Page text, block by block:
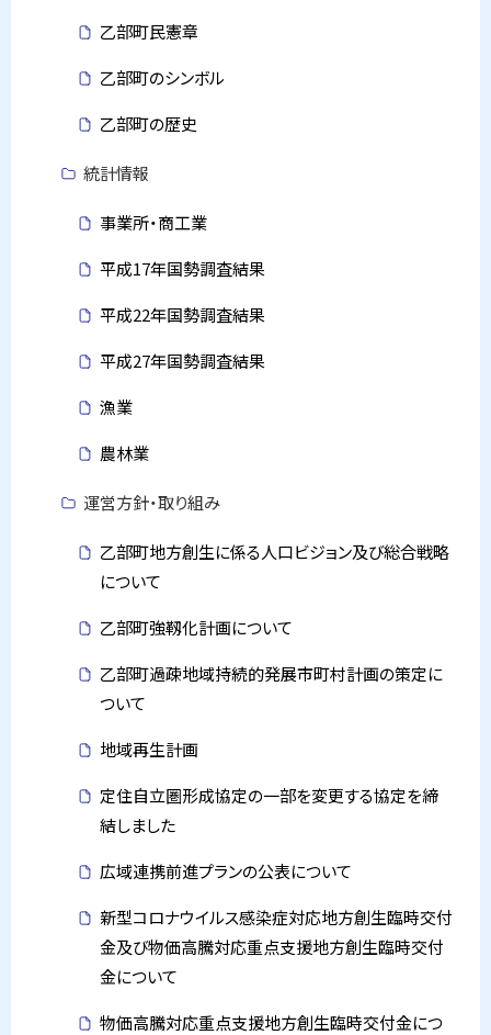
乙部町民憲章
乙部町のシンボル
乙部町の歴史
統計情報
事業所・商工業
平成17年国勢調査結果
平成22年国勢調査結果
平成27年国勢調査結果
漁業
農林業
運営方針・取り組み
乙部町地方創生に係る人口ビジョン及び総合戦略
について
乙部町強靱化計画について
乙部町過疎地域持続的発展市町村計画の策定に
ついて
地域再生計画
定住自立圏形成協定の一部を変更する協定を締
結しました
広域連携前進プランの公表について
新型コロナウイルス感染症対応地方創生臨時交付
金及び物価高騰対応重点支援地方創生臨時交付
金について
物価高騰対応重点支援地方創生臨時交付金につ